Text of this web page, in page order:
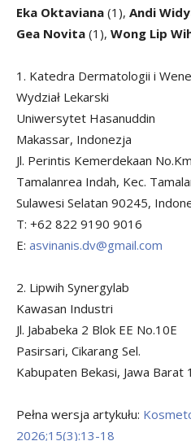
Eka Oktaviana (1), Andi
Gea Novita (1), Wong Lip
1. Katedra Dermatologii i
Wydział Lekarski
Uniwersytet Hasanuddin
Makassar, Indonezja
Jl. Perintis Kemerdekaan
Tamalanrea Indah, Kec.
Sulawesi Selatan 90245,
T: +62 822 9190 9016
E: asvinanis.dv@gmail.com
2. Lipwih Synergylab
Kawasan Industri
Jl. Jababeka 2 Blok EE No.10E
Pasirsari, Cikarang Sel.
Kabupaten Bekasi, Jawa Barat
Pełna wersja artykułu:
2026;15(3):13-18